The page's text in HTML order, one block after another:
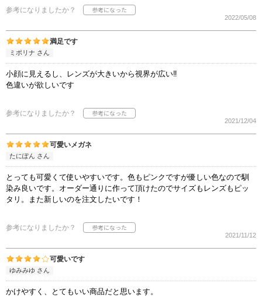
参考になりましたか？
2022/05/08
満足です
ミポリナ さん
小顔に見えるし、レンズが大きいから視界が広い‼︎
色違いが欲しいです
参考になりましたか？
2021/12/04
可愛いメガネ
たにぽん さん
とっても可愛くて使いやすいです。色もピンクですが優しい色なので馴
染み良いです。オーダー通りに作って頂けたのでサイズもレンズもピッ
タリ。また新しいのを注文したいです！
参考になりましたか？
2021/11/12
可愛いです
ゆみみゆ さん
かけやすく、とてもいい商品だと思います。